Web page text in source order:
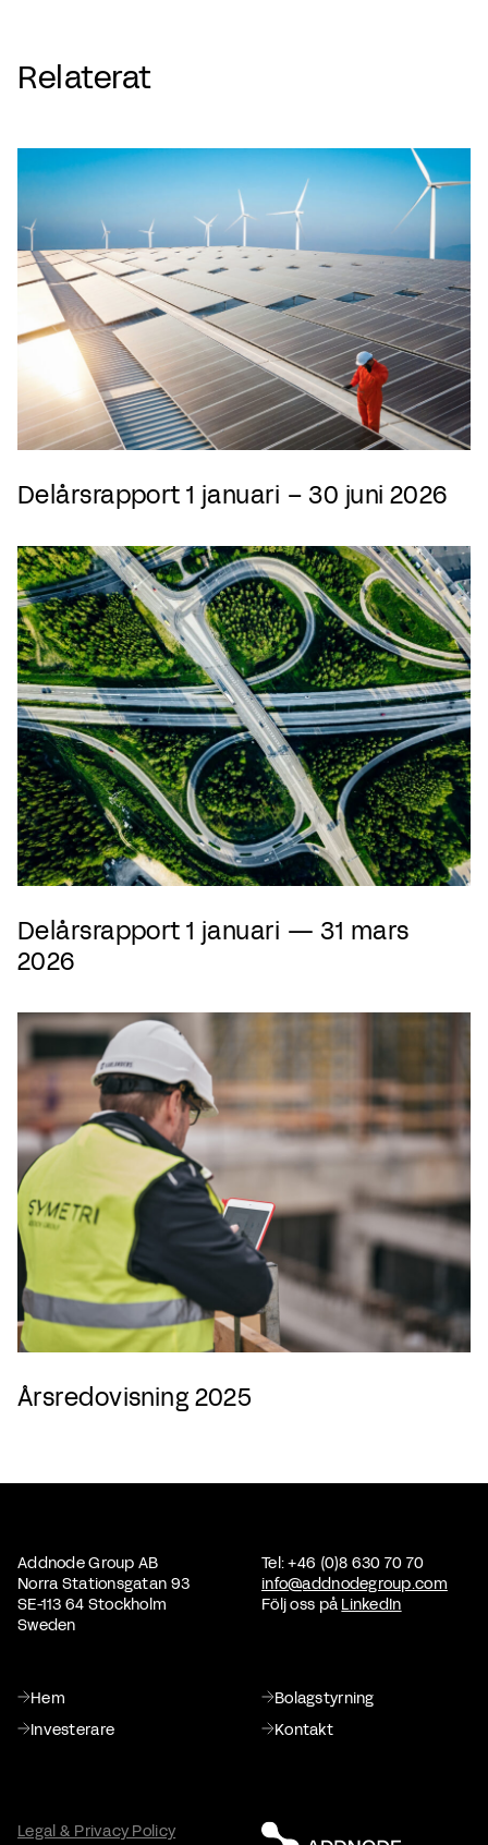
Relaterat
Delårsrapport 1 januari – 30 juni 2026
Delårsrapport 1 januari — 31 mars
2026
Årsredovisning 2025
Addnode Group AB
Norra Stationsgatan 93
SE-113 64 Stockholm
Sweden
Tel: +46 (0)8 630 70 70
info@addnodegroup.com
Följ oss på LinkedIn
Hem
Bolagstyrning
Investerare
Kontakt
Legal & Privacy Policy